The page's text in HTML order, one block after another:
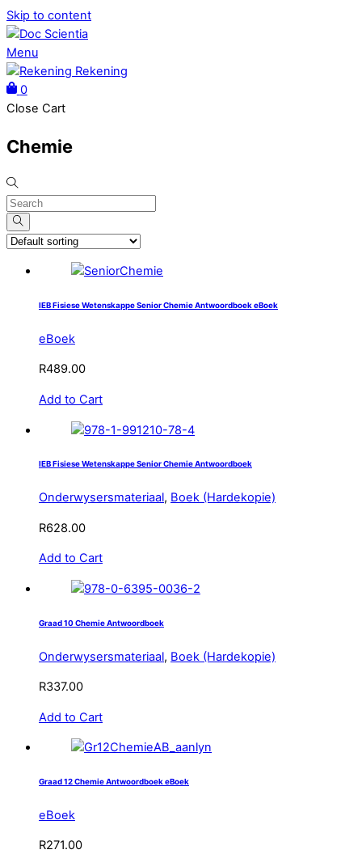
Skip to content
Menu
Rekening
0
Close Cart
Chemie
IEB Fisiese Wetenskappe Senior Chemie Antwoordboek eBoek
eBoek
R489.00
Add to Cart
IEB Fisiese Wetenskappe Senior Chemie Antwoordboek
Onderwysersmateriaal, Boek (Hardekopie)
R628.00
Add to Cart
Graad 10 Chemie Antwoordboek
Onderwysersmateriaal, Boek (Hardekopie)
R337.00
Add to Cart
Graad 12 Chemie Antwoordboek eBoek
eBoek
R271.00